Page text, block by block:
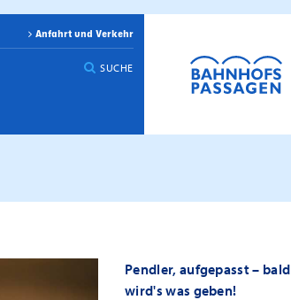
Anfahrt und Verkehr
SUCHE
Pendler, aufgepasst – bald
wird's was geben!